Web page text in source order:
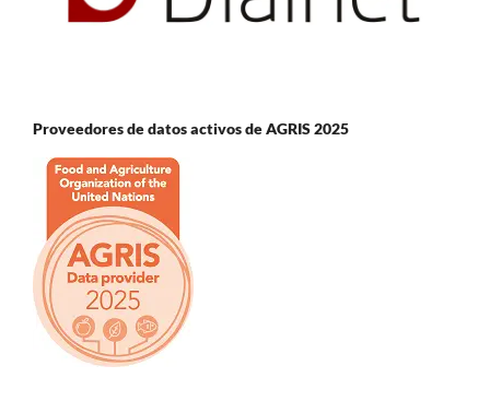
Proveedores de datos activos de AGRIS 2025